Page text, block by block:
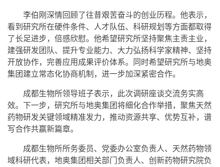
李伯刚深情回顾了往昔艰苦奋斗的创业历程。他表示，
看到研究所在硬件条件、人才队伍、科研规划等方面都取得
了长足进步，倍感欣慰。他希望研究所坚持聚焦主责主业，
建强研发团队、提升专业能力、大力弘扬科学家精神、坚持
开放协作，完善应用成果评价体系。同时希望研究所与地奥
集团建立常态化协商机制，进一步加深紧密合作。
成都生物所领导班子表示，此次调研座谈交流务实高
效。下一步，研究所与地奥集团将细化合作举措，聚焦天然
药物研发关键领域精准发力，推动资源共享、优势互补，谱
写合作共赢新篇章。
成都生物所所务委员、党委办公室负责人、天然药物领
域科研代表，地奥集团相关部门负责人、创新药物研究院负